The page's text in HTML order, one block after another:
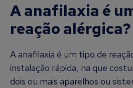
A anafilaxia é
reação alérgica?
A anafilaxia é um tipo de
instalação rápida, na que
dois ou mais aparelhos ou